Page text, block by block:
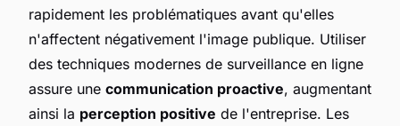
rapidement les problématiques avant qu'elles
n'affectent négativement l'image publique. Utiliser
des techniques modernes de surveillance en ligne
assure une communication proactive, augmentant
ainsi la perception positive de l'entreprise. Les